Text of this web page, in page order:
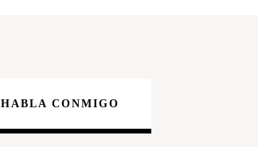
HABLA CONMIGO